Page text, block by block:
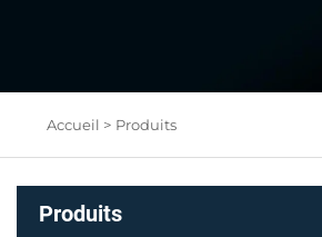
Accueil > Produits
Produits